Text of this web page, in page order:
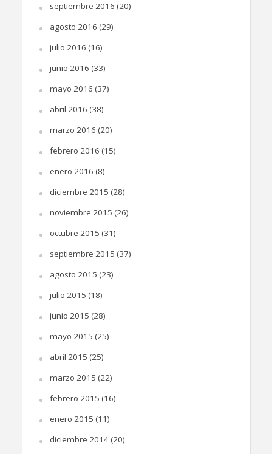
septiembre 2016 (20)
agosto 2016 (29)
julio 2016 (16)
junio 2016 (33)
mayo 2016 (37)
abril 2016 (38)
marzo 2016 (20)
febrero 2016 (15)
enero 2016 (8)
diciembre 2015 (28)
noviembre 2015 (26)
octubre 2015 (31)
septiembre 2015 (37)
agosto 2015 (23)
julio 2015 (18)
junio 2015 (28)
mayo 2015 (25)
abril 2015 (25)
marzo 2015 (22)
febrero 2015 (16)
enero 2015 (11)
diciembre 2014(20)